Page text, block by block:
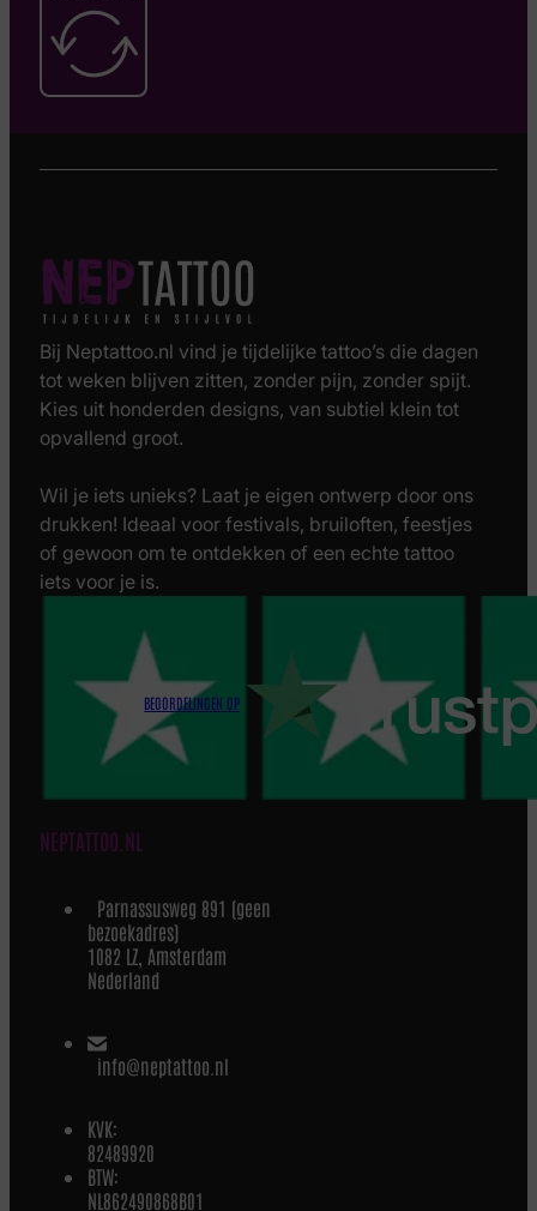
Bij Neptattoo.nl vind je tijdelijke tattoo’s die dagen
tot weken blijven zitten, zonder pijn, zonder spijt.
Kies uit honderden designs, van subtiel klein tot
opvallend groot.
Wil je iets unieks? Laat je eigen ontwerp door ons
drukken! Ideaal voor festivals, bruiloften, feestjes
of gewoon om te ontdekken of een echte tattoo
iets voor je is.
BEOORDELINGEN OP
NEPTATTOO.NL
Parnassusweg 891 (geen
bezoekadres)
1082 LZ, Amsterdam
Nederland
info@neptattoo.nl
KVK:
82489920
BTW:
NL862490868B01